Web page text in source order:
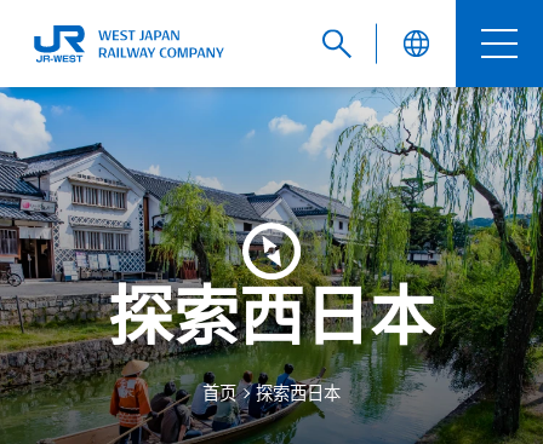
English
繁體中文
簡体中文
探索西日本
首页 探索西日本